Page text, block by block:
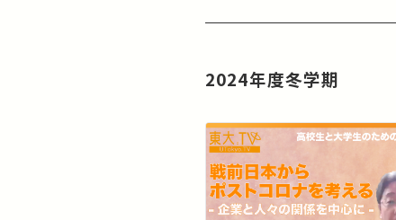
2024年度冬学期